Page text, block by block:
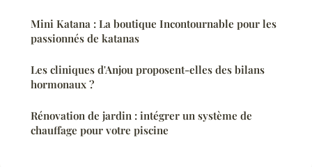
Mini Katana : La boutique Incontournable pour les
passionnés de katanas
Les cliniques d'Anjou proposent-elles des bilans
hormonaux ?
Rénovation de jardin : intégrer un système de
chauffage pour votre piscine